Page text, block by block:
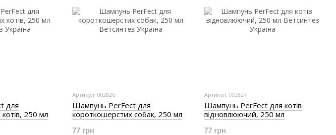
для
250 мл
Артикул: 002826
Шампунь PerFect для
короткошерстих собак, 250 мл
77 грн
Артикул: 002827
Шампунь PerFect для котів
відновлюючий, 250 мл
77 грн